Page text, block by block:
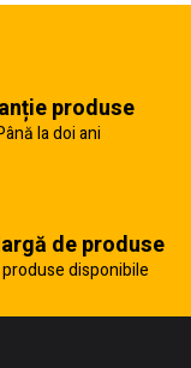
produse
la doi ani
de produse
disponibile